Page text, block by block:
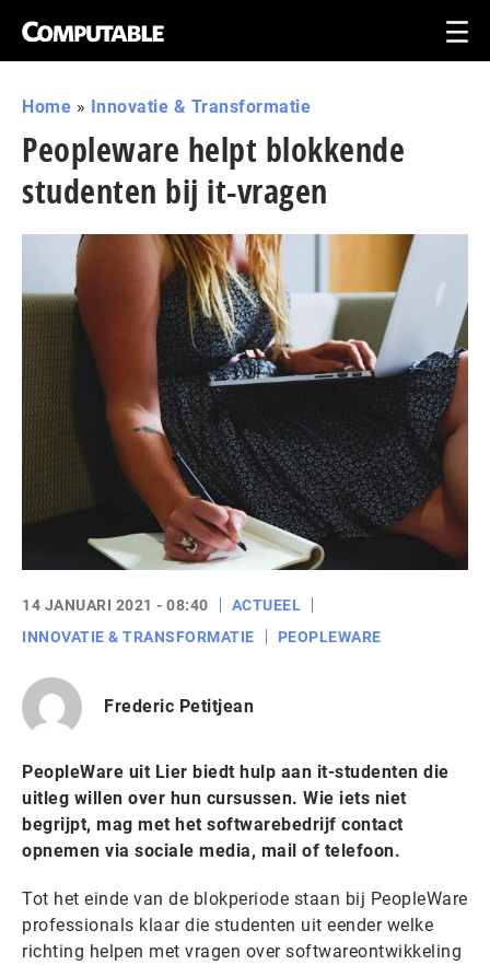
Home » Innovatie & Transformatie
Peopleware helpt blokkende
studenten bij it-vragen
14 JANUARI 2021 - 08:40
ACTUEEL
INNOVATIE & TRANSFORMATIE
PEOPLEWARE
Frederic Petitjean
PeopleWare uit Lier biedt hulp aan it-studenten die
uitleg willen over hun cursussen. Wie iets niet
begrijpt, mag met het softwarebedrijf contact
opnemen via sociale media, mail of telefoon.
Tot het einde van de blokperiode staan bij PeopleWare
professionals klaar die studenten uit eender welke
richting helpen met vragen over softwareontwikkeling